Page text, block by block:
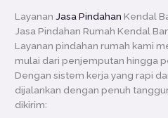
LayananJasa Pindahan Kendal
Jasa Pindahan Rumah Kendal
Layanan pindahan rumah kami
mulai dari penjemputan hingga
Dengan sistem kerja yang rapi
dijalankan dengan penuh
dikirim: